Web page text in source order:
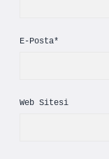
E-Posta*
Web Sitesi